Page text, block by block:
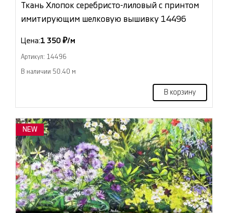
Ткань Хлопок серебристо-лиловый с принтом
имитирующим шелковую вышивку 14496
Цена:1 350 ₽/м
Артикул: 14496
В наличии 50.40 м
В корзину
NEW